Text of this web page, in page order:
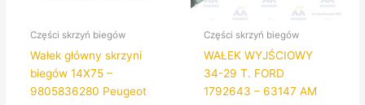
Części skrzyń biegów
Wałek główny skrzyni
biegów 14X75 –
9805836280 Peugeot
Części skrzyń biegów
WAŁEK WYJŚCIOWY
34-29 T. FORD
1792643 – 63147 AM